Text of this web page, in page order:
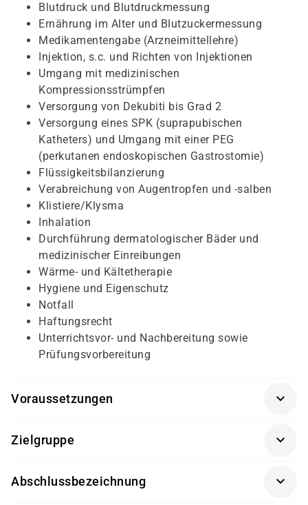
Blutdruck und Blutdruckmessung
Ernährung im Alter und Blutzuckermessung
Medikamentengabe (Arzneimittellehre)
Injektion, s.c. und Richten von Injektionen
Umgang mit medizinischen
Kompressionsstrümpfen
Versorgung von Dekubiti bis Grad 2
Versorgung eines SPK (suprapubischen
Katheters) und Umgang mit einer PEG
(perkutanen endoskopischen Gastrostomie)
Flüssigkeitsbilanzierung
Verabreichung von Augentropfen und -salben
Klistiere/Klysma
Inhalation
Durchführung dermatologischer Bäder und
medizinischer Einreibungen
Wärme- und Kältetherapie
Hygiene und Eigenschutz
Notfall
Haftungsrecht
Unterrichtsvor- und Nachbereitung sowie
Prüfungsvorbereitung
Voraussetzungen
Praxiserfahrung
Zielgruppe
Interessierte, die bereits nachweisbare
Vorkenntnisse (mind. Pflegebasiskurs) haben
Abschlussbezeichnung